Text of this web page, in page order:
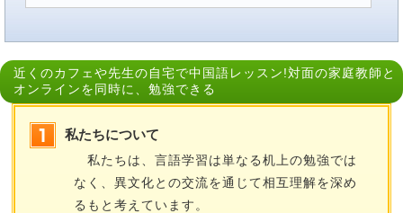
近くのカフェや先生の自宅で中国語レッスン!対面の家庭教師と
オンラインを同時に、勉強できる
私たちについて
私たちは、言語学習は単なる机上の勉強では
なく、異文化との交流を通じて相互理解を深め
るもと考えています。